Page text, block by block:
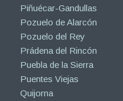
Piñuécar-Gandullas
Pozuelo de Alarcón
Pozuelo del Rey
Prádena del Rincón
Puebla de la Sierra
Puentes Viejas
Quijorna